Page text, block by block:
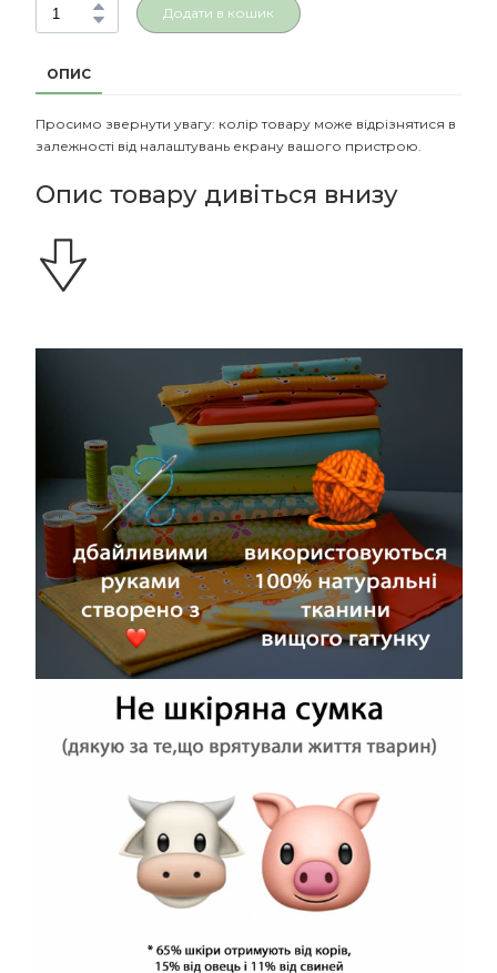
Додати в кошик
ОПИС
Просимо звернути увагу: колір товару може відрізнятися в
залежності від налаштувань екрану вашого пристрою.
Опис товару дивіться внизу